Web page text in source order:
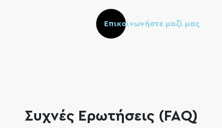
Επικοινωνήστε μαζί μας
Συχνές Ερωτήσεις (FAQ)